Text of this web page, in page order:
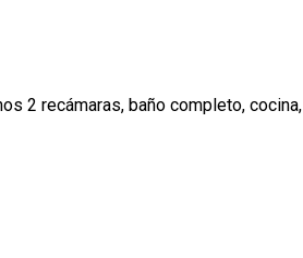
2 recámaras, baño completo, cocina,